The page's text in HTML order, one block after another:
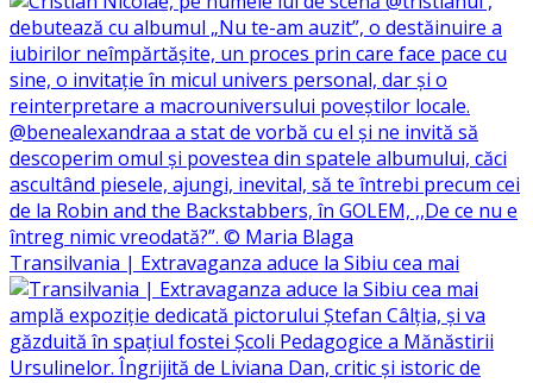
Transilvania | Extravaganza aduce la Sibiu cea mai